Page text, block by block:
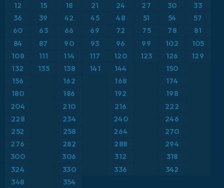
ICON ドイツ 2 km
イタリア
オーストリア
ギリシャ
スイス
スカンジナビア
スペイン
トルコ
気温異常（2m）
気温異常（850hPa）
気温（2m）
気温（850hPa）
積雪深
突風
突風（最大）
12 15 18 21 24 27 30
33
36
39 42 45 48 51 54
57
60
63 66 69 72 75 78
81
84
87 90 93 96 99 102
105
108
111 114 117 120 123 126
129
132
135 138 141 144 150
156 162 168 174
180 186 192
198
204
210 216
222
228
234 240
246
252
258 264 270
276 282 288 294
300 306 312
318
324
330 336
342
348
354